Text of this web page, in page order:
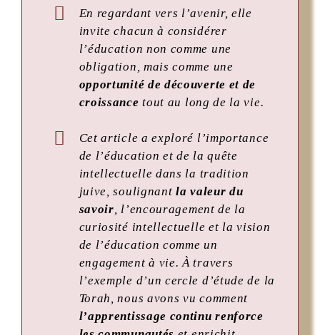
En regardant vers l’avenir, elle
invite chacun à considérer
l’éducation non comme une
obligation, mais comme une
opportunité de découverte et de
croissance tout au long de la vie.
Cet article a exploré l’importance
de l’éducation et de la quête
intellectuelle dans la tradition
juive, soulignantla valeur du
savoir, l’encouragement de la
curiosité intellectuelle et la vision
de l’éducation comme un
engagement à vie. À travers
l’exemple d’un cercle d’étude de la
Torah, nous avons vu comment
l’apprentissage continu renforce